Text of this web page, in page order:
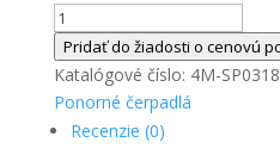
množstvo
4SP
3/18
1,1kW,
230V
Pridať do žiadosti o cenovú
Katalógové číslo: 4M-
Ponorné čerpadlá
Recenzie (0)